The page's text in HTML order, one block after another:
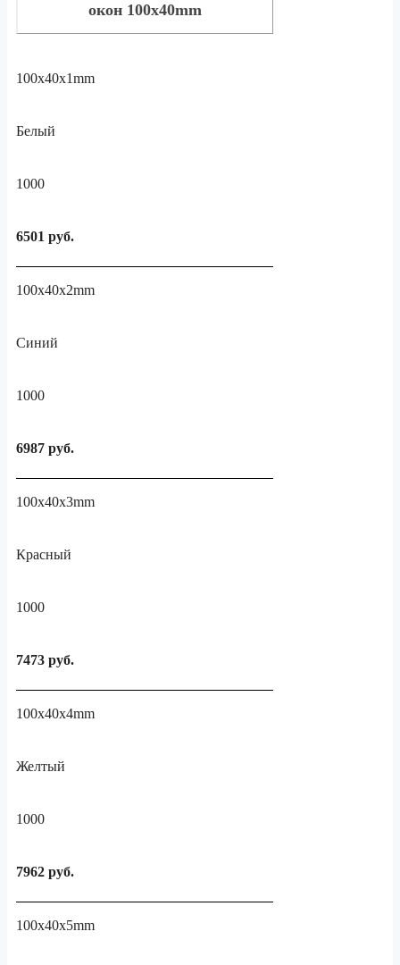
окон 100x40mm
100x40x1mm
Белый
1000
6501 руб.
100x40x2mm
Синий
1000
6987 руб.
100x40x3mm
Красный
1000
7473 руб.
100x40x4mm
Желтый
1000
7962 руб.
100x40x5mm